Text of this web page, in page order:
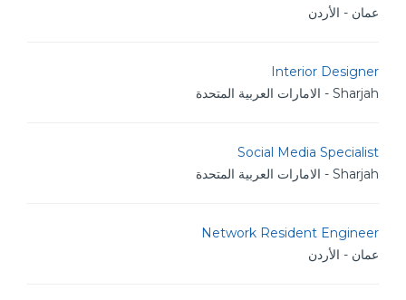
عمان - الأردن
Interior Designer
Sharjah - الامارات العربية المتحدة
Social Media Specialist
Sharjah - الامارات العربية المتحدة
Network Resident Engineer
عمان - الأردن